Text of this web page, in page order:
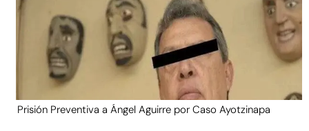
Prisión Preventiva a Ángel Aguirre por Caso Ayotzinapa